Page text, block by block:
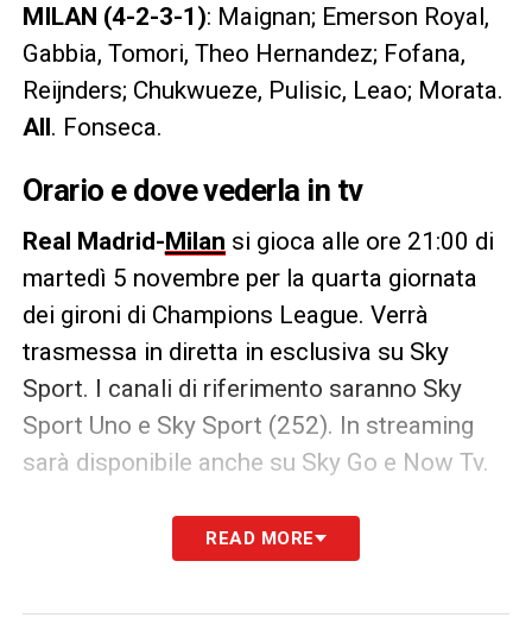
MILAN (4-2-3-1): Maignan; Emerson Royal,
Gabbia, Tomori, Theo Hernandez; Fofana,
Reijnders; Chukwueze, Pulisic, Leao; Morata.
All. Fonseca.
Orario e dove vederla in tv
Real Madrid-Milan si gioca alle ore 21:00 di
martedì 5 novembre per la quarta giornata
dei gironi di Champions League. Verrà
trasmessa in diretta in esclusiva su Sky
Sport. I canali di riferimento saranno Sky
Sport Uno e Sky Sport (252). In streaming
sarà disponibile anche su Sky Go e Now Tv.
LA PLAYLIST DELLE NOSTRE TOP NEWS
READ MORE